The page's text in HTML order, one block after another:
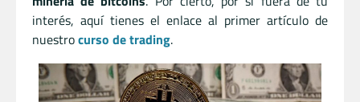
interés, aquí tienes el enlace al primer artículo de
nuestrocurso de trading.